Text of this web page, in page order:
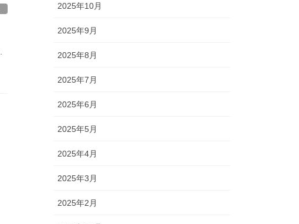
2025年10月
2025年9月
2025年8月
2025年7月
2025年6月
2025年5月
2025年4月
2025年3月
2025年2月